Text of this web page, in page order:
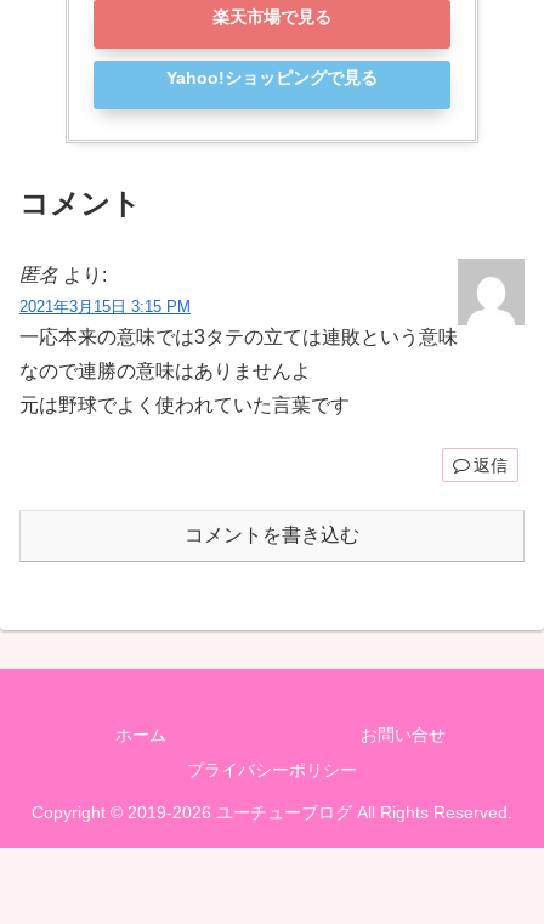
楽天市場で見る
Yahoo!ショッピングで見る
コメント
匿名 より:
2021年3月15日 3:15 PM
一応本来の意味では3タテの立ては連敗という意味
なので連勝の意味はありませんよ
元は野球でよく使われていた言葉です
返信
コメントを書き込む
ホーム
お問い合せ
プライバシーポリシー
Copyright © 2019-2026 ユーチューブログ All Rights Reserved.